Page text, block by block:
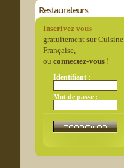
Restaurateurs
Inscrivez vous
gratuitement sur Cuisine
Française,
ou connectez-vous!
Identifiant :
Mot de passe :